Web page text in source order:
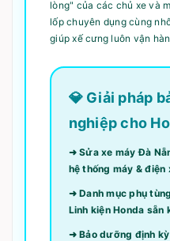
lòng" của các chủ xe và
lốp chuyên dụng cùng
giúp xế cưng luôn vận
💎 Giải pháp
nghiệp cho
➜ Sửa xe máy Đà
hệ thống máy & điện
➜ Danh mục phụ
Linh kiện Honda sẵn
➜ Bảo dưỡng định